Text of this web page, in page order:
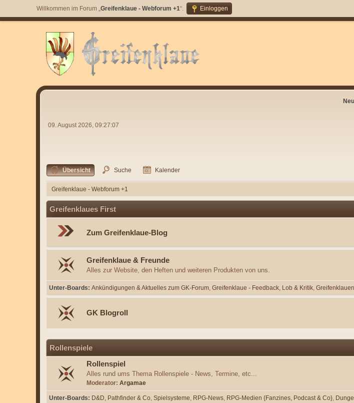
Willkommen im Forum „Greifenklaue - Webforum +1“. Einloggen
09. August 2026, 09:27:07
Übersicht Suche Kalender
Greifenklaue - Webforum +1
Greifenklaues First
Zum Greifenklaue-Blog
Greifenklaue & Freunde
Alles zur Website, den Heften und weiteren Produkten von uns.
Unter-Boards Ankündigungen & Aktuelles zum GK-Forum Greifenklaue - Feedback, Lob & Kritik
GK Blogroll
Rollenspiele
Rollenspiel
Alles rund ums Thema Rollenspiele - News, Termine, etc...
Moderator: Argamae
Unter-Boards D&D, Pathfinder & Co Spielsysteme RPG-News RPG-Medien {Fanzines, Podcast & Co}